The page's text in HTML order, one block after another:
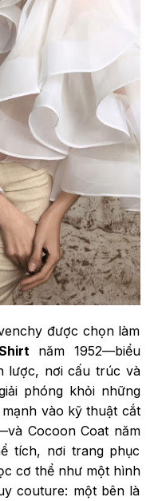
được chọn làm
năm 1952—biểu
lược, nơi cấu trúc và
phóng khỏi những
vào kỹ thuật cắt
Cocoon Coat năm
tích, nơi trang phục
cơ thể như một hình
couture: một bên là